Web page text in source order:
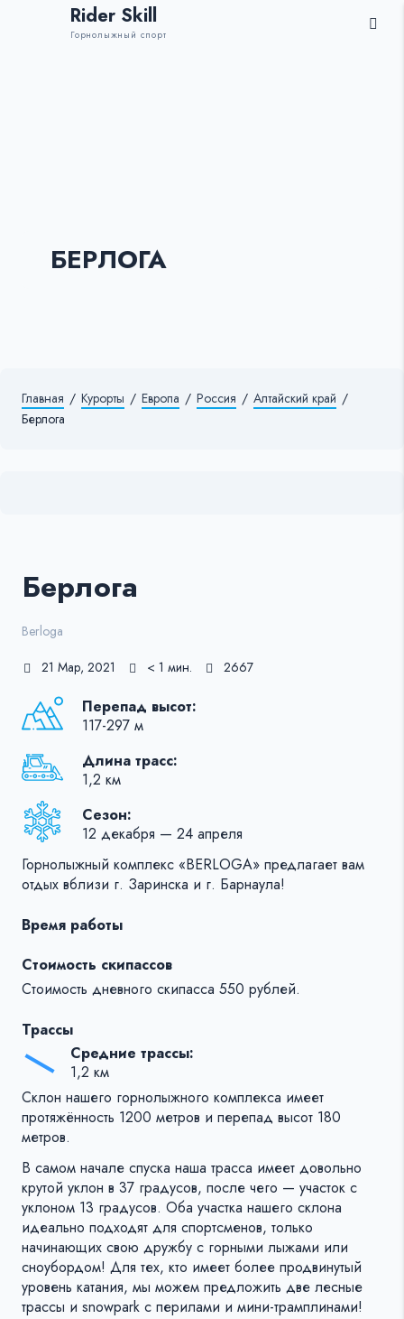
Rider Skill
Горнолыжный спорт
БЕРЛОГА
Главная / Курорты / Европа / Россия / Алтайский край /
Берлога
Берлога
Berloga
21 Мар, 2021 < 1 мин. 2667
Перепад высот:
117-297 м
Длина трасс:
1,2 км
Сезон:
12 декабря — 24 апреля
Горнолыжный комплекс «BERLOGA» предлагает вам
отдых вблизи г. Заринска и г. Барнаула!
Время работы
Стоимость скипассов
Стоимость дневного скипасса 550 рублей.
Трассы
Средние трассы:
1,2 км
Склон нашего горнолыжного комплекса имеет
протяжённость 1200 метров и перепад высот 180
метров.
В самом начале спуска наша трасса имеет довольно
крутой уклон в 37 градусов, после чего — участок с
уклоном 13 градусов. Оба участка нашего склона
идеально подходят для спортсменов, только
начинающих свою дружбу с горными лыжами или
сноубордом! Для тех, кто имеет более продвинутый
уровень катания, мы можем предложить две лесные
трассы и snowpark с перилами и мини-трамплинами!